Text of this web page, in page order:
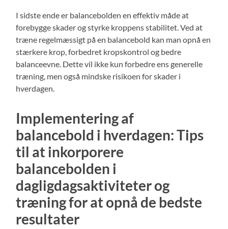
I sidste ende er balancebolden en effektiv måde at
forebygge skader og styrke kroppens stabilitet. Ved at
træne regelmæssigt på en balancebold kan man opnå en
stærkere krop, forbedret kropskontrol og bedre
balanceevne. Dette vil ikke kun forbedre ens generelle
træning, men også mindske risikoen for skader i
hverdagen.
Implementering af
balancebold i hverdagen: Tips
til at inkorporere
balancebolden i
dagligdagsaktiviteter og
træning for at opnå de bedste
resultater